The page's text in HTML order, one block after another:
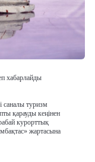
хабарлайды
саналы туризм
қарауды кеңінен
курорттық
жартасына